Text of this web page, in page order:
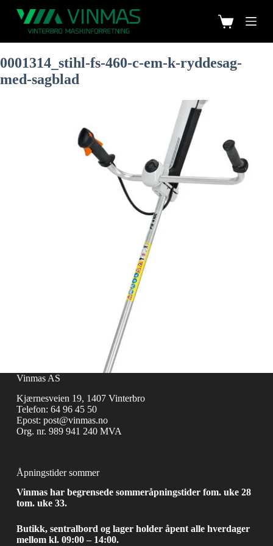
0001314_stihl-fs-460-c-em-k-ryddesag-
med-sagblad
Vinmas AS
Kjærnesveien 19, 1407 Vinterbro
Telefon: 64 96 45 50
Epost: post@vinmas.no
Org. nr. 989 941 240 MVA
Åpningstider sommer
Vinmas har begrensede sommeråpningstider fom. uke 28
tom. uke 33.
Butikk, sentralbord og lager holder åpent alle hverdager
mellom kl. 09:00 – 14:00.